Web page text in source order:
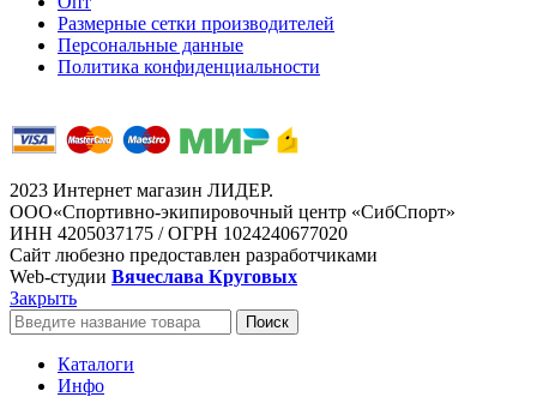
Размерные сетки производителей
Персональные данные
Политика конфиденциальности
2023 Интернет магазин ЛИДЕР.
ООО«Спортивно-экипировочный центр «СибСпорт»
ИНН 4205037175 / ОГРН 1024240677020
Сайт любезно предоставлен разработчиками
Web-студии Вячеслава Круговых
Закрыть
Поиск
Каталоги
Инфо